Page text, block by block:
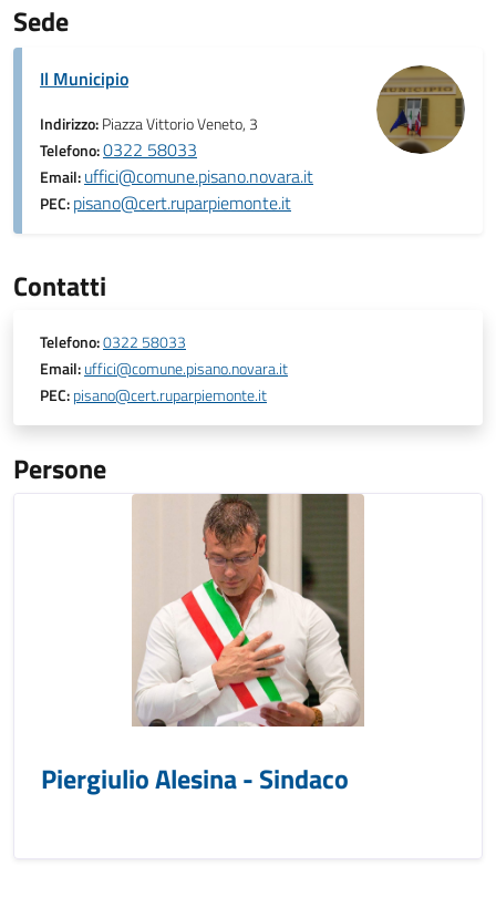
Sede
Il Municipio
Indirizzo:Piazza Vittorio Veneto, 3
Telefono:0322 58033
Email:uffici@comune.pisano.novara.it
PEC:pisano@cert.ruparpiemonte.it
Contatti
Telefono:0322 58033
Email:uffici@comune.pisano.novara.it
PEC:pisano@cert.ruparpiemonte.it
Persone
Piergiulio Alesina - Sindaco